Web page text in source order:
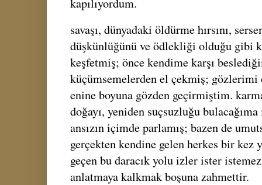
kapılıyordum.
savaşı, dünyadaki öldürme hırsını,
düşkünlüğünü ve ödlekliği olduğu gibi
keşfetmiş; önce kendime karşı
küçümsemelerden el çekmiş;
enine boyuna gözden geçirmiştim.
doğayı, yeniden suçsuzluğu
ansızın içimde parlamış; bazen de
gerçekten kendine gelen herkes bir kez
geçen bu daracık yolu izler ister
anlatmaya kalkmak boşuna zahmettir.